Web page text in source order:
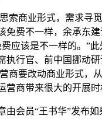
索商业形式，需求寻
免费不一样，余承东
应该是不一样的。”
执行官、前中国挪动
商要改动商业形式，
营商带来很大的开展时
由会员“王书华”发布